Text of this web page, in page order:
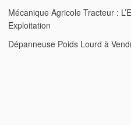
Mécanique Agricole Tracteur :
Exploitation
Dépanneuse Poids Lourd à